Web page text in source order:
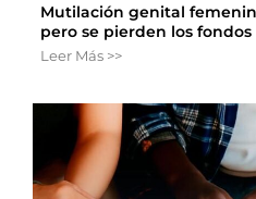
Mutilación genital
pero se pierden los fondos
Leer Más >>